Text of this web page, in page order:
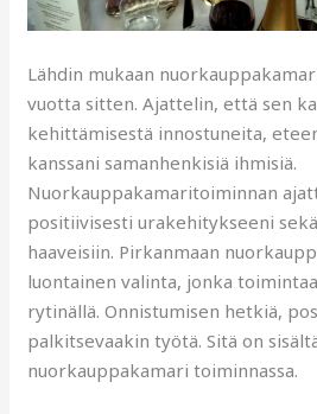
Lähdin mukaan
vuotta sitten. Ajattelin, että sen
kehittämisestä innostuneita,
kanssani samanhenkisiä ihmisiä.
Nuorkauppakamaritoiminnan
positiivisesti urakehitykseeni
haaveisiin. Pirkanmaan
luontainen valinta, jonka
rytinällä. Onnistumisen hetkiä,
palkitsevaakin työtä. Sitä on
nuorkauppakamari toiminnassa.